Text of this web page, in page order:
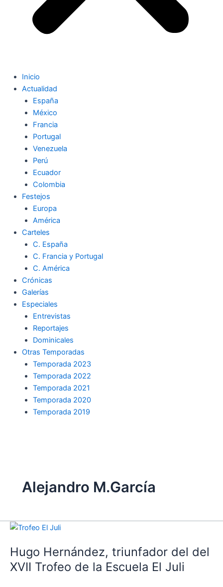
Inicio
Actualidad
España
México
Francia
Portugal
Venezuela
Perú
Ecuador
Colombia
Festejos
Europa
América
Carteles
C. España
C. Francia y Portugal
C. América
Crónicas
Galerías
Especiales
Entrevistas
Reportajes
Dominicales
Otras Temporadas
Temporada 2023
Temporada 2022
Temporada 2021
Temporada 2020
Temporada 2019
Alejandro M.García
Hugo Hernández, triunfador del del
XVII Trofeo de la Escuela El Juli
Hugo
triunfador
del